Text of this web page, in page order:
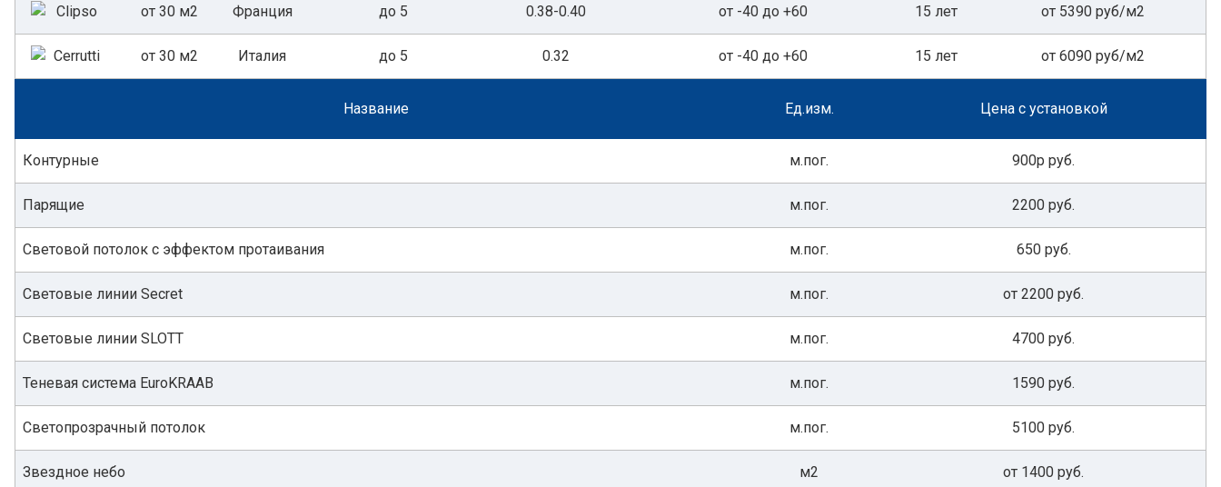
от 30 м2 Франция до 5 0.38-0.40 от -40 до +60 15 лет от 5390 руб/м2
от 30 м2 Италия до 5 0.32 от -40 до +60 15 лет от 6090 руб/м2
Название Ед.изм. Цена с установкой
Контурные м.пог. 900р руб.
Парящие м.пог. 2200 руб.
Световой потолок с эффектом протаивания м.пог. 650 руб.
Световые линии Secret м.пог. от 2200 руб.
Световые линии SLOTT м.пог. 4700 руб.
Теневая система EuroKRAAB м.пог. 1590 руб.
Светопрозрачный потолок м.пог. 5100 руб.
Звездное небо м2 от 1400 руб.